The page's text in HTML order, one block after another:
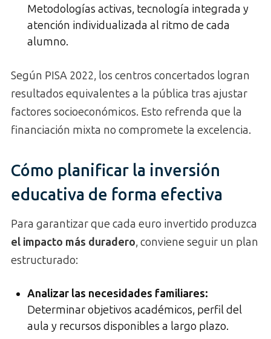
Metodologías activas, tecnología integrada y
atención individualizada al ritmo de cada
alumno.
Según PISA 2022, los centros concertados logran
resultados equivalentes a la pública tras ajustar
factores socioeconómicos. Esto refrenda que la
financiación mixta no compromete la excelencia.
Cómo planificar la inversión
educativa de forma efectiva
Para garantizar que cada euro invertido produzca
el impacto más duradero, conviene seguir un plan
estructurado:
Analizar las necesidades familiares:
Determinar objetivos académicos, perfil del
aula y recursos disponibles a largo plazo.